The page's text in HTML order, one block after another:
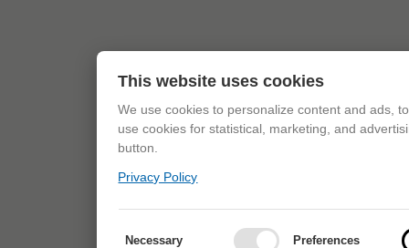
This website uses cookies
We use cookies to personalize content and ads,
use cookies for statistical, marketing, and
button.
Privacy Policy
Necessary Preferences